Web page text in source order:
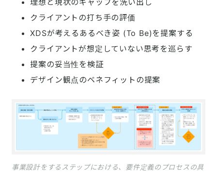
理想と現状のギャップを洗い出し
クライアントの打ち手の評価
XDSが考えるあるべき姿 (To Be)を提案する
クライアントが想定していない思考を巡らす
提案の妥当性を検証
デザイン観点のベネフィットの提案
事業設計をするステップにおける、要件定義のプロセスの具